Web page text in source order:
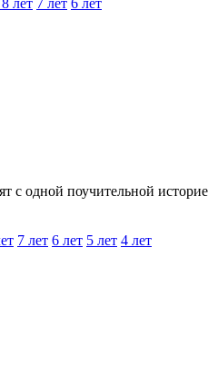
8 лет 7 лет 6 лет
с одной поучительной
7 лет 6 лет 5 лет 4 лет